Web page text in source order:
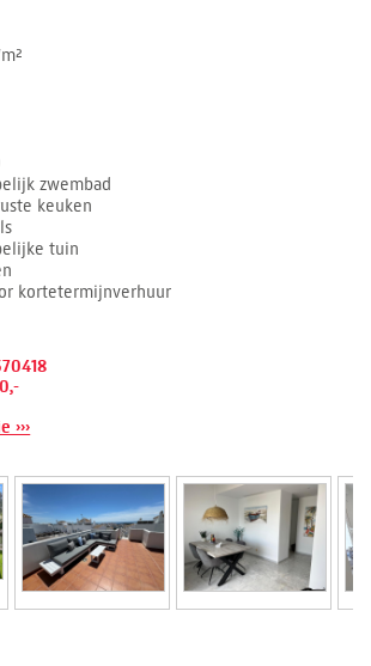
zwembad
keuken
tuin
kortetermijnverhuur